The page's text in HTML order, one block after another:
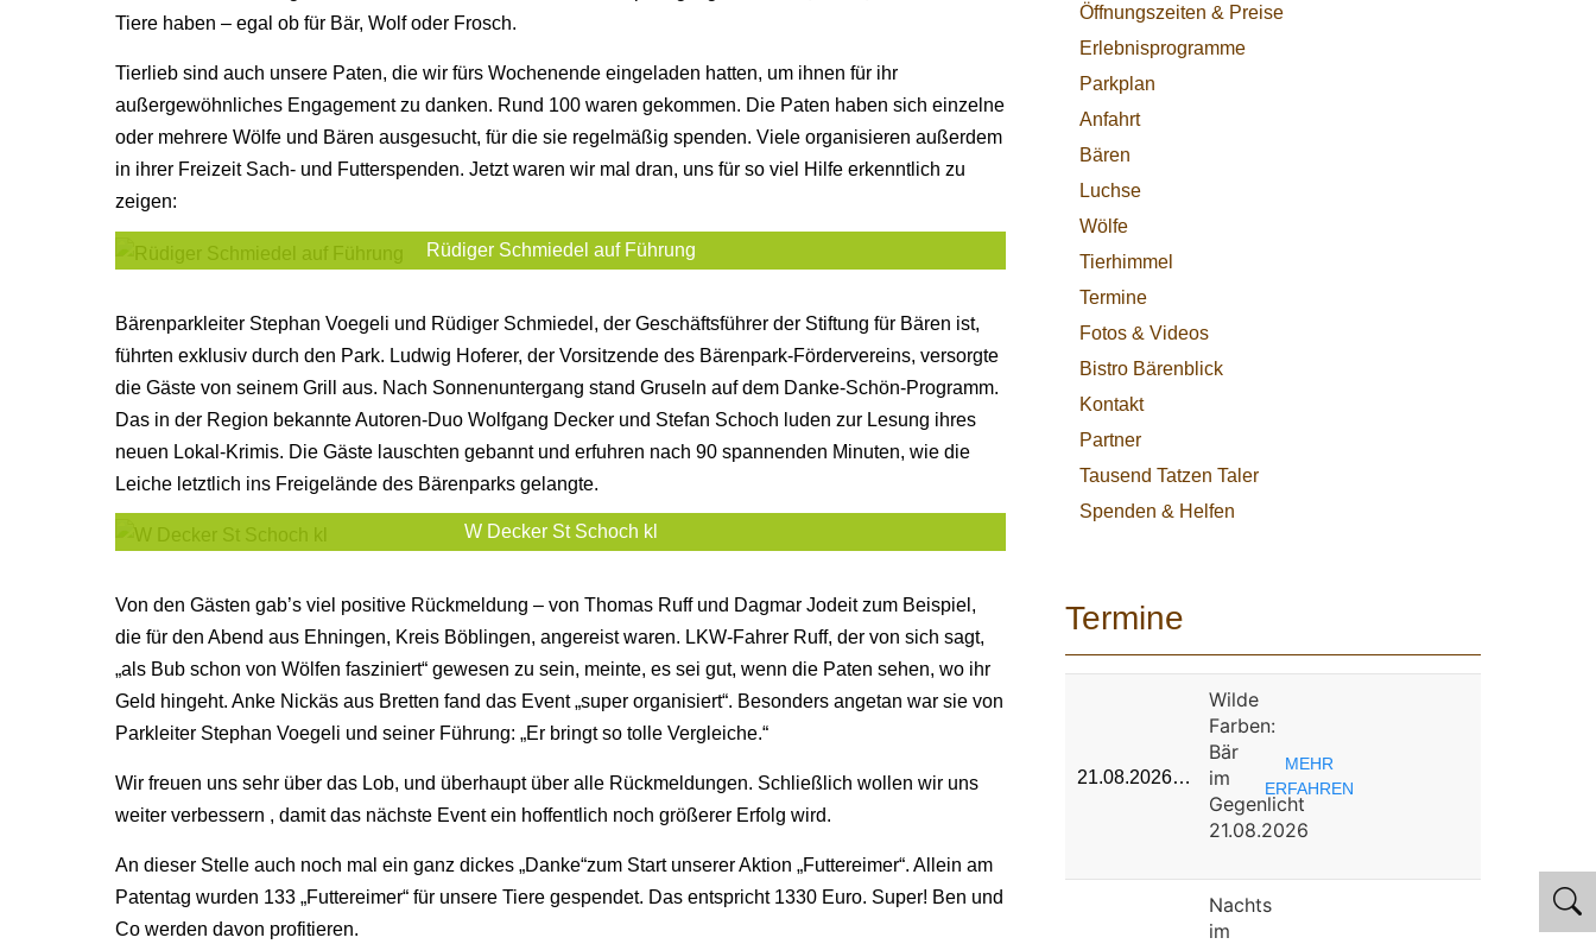
Tiere haben – egal ob für Bär, Wolf oder Frosch.
Tierlieb sind auch unsere Paten, die wir fürs Wochenende eingeladen hatten, um ihnen für ihr
außergewöhnliches Engagement zu danken. Rund 100 waren gekommen. Die Paten haben sich einzelne
oder mehrere Wölfe und Bären ausgesucht, für die sie regelmäßig spenden. Viele organisieren außerdem
in ihrer Freizeit Sach- und Futterspenden. Jetzt waren wir mal dran, uns für so viel Hilfe erkenntlich zu
zeigen:
Rüdiger Schmiedel auf Führung
Bärenparkleiter Stephan Voegeli und Rüdiger Schmiedel, der Geschäftsführer der Stiftung für Bären ist,
führten exklusiv durch den Park. Ludwig Hoferer, der Vorsitzende des Bärenpark-Fördervereins, versorgte
die Gäste von seinem Grill aus. Nach Sonnenuntergang stand Gruseln auf dem Danke-Schön-Programm.
Das in der Region bekannte Autoren-Duo Wolfgang Decker und Stefan Schoch luden zur Lesung ihres
neuen Lokal-Krimis. Die Gäste lauschten gebannt und erfuhren nach 90 spannenden Minuten, wie die
Leiche letztlich ins Freigelände des Bärenparks gelangte.
W Decker St Schoch kl
Von den Gästen gab’s viel positive Rückmeldung – von Thomas Ruff und Dagmar Jodeit zum Beispiel,
die für den Abend aus Ehningen, Kreis Böblingen, angereist waren. LKW-Fahrer Ruff, der von sich sagt,
„als Bub schon von Wölfen fasziniert“ gewesen zu sein, meinte, es sei gut, wenn die Paten sehen, wo ihr
Geld hingeht. Anke Nickäs aus Bretten fand das Event „super organisiert“. Besonders angetan war sie von
Parkleiter Stephan Voegeli und seiner Führung: „Er bringt so tolle Vergleiche.“
Wir freuen uns sehr über das Lob, und überhaupt über alle Rückmeldungen. Schließlich wollen wir uns
weiter verbessern , damit das nächste Event ein hoffentlich noch größerer Erfolg wird.
An dieser Stelle auch noch mal ein ganz dickes „Danke“zum Start unserer Aktion „Futtereimer“. Allein am
Patentag wurden 133 „Futtereimer“ für unsere Tiere gespendet. Das entspricht 1330 Euro. Super! Ben und
Co werden davon profitieren.
Öffnungszeiten & Preise
Erlebnisprogramme
Parkplan
Anfahrt
Bären
Luchse
Wölfe
Tierhimmel
Termine
Fotos & Videos
Bistro Bärenblick
Kontakt
Partner
Tausend Tatzen Taler
Spenden & Helfen
Termine
21.08.2026…
Wilde
Farben:
Bär
im
Gegenlicht
21.08.2026
MEHR
ERFAHREN
Nachts
im